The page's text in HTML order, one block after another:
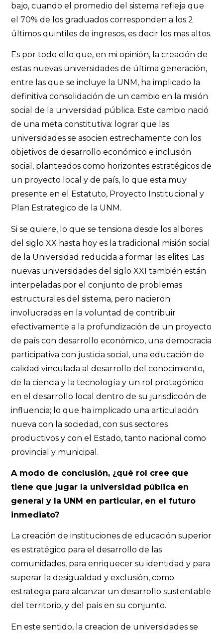
bajo, cuando el promedio del sistema refleja que
el 70% de los graduados corresponden a los 2
últimos quintiles de ingresos, es decir los mas altos.
Es por todo ello que, en mi opinión, la creación de
estas nuevas universidades de última generación,
entre las que se incluye la UNM, ha implicado la
definitiva consolidación de un cambio en la misión
social de la universidad pública. Este cambio nació
de una meta constitutiva: lograr que las
universidades se asocien estrechamente con los
objetivos de desarrollo económico e inclusión
social, planteados como horizontes estratégicos de
un proyecto local y de país, lo que esta muy
presente en el Estatuto, Proyecto Institucional y
Plan Estrategico de la UNM.
Si se quiere, lo que se tensiona desde los albores
del siglo XX hasta hoy es la tradicional misión social
de la Universidad reducida a formar las elites. Las
nuevas universidades del siglo XXI también están
interpeladas por el conjunto de problemas
estructurales del sistema, pero nacieron
involucradas en la voluntad de contribuir
efectivamente a la profundización de un proyecto
de país con desarrollo económico, una democracia
participativa con justicia social, una educación de
calidad vinculada al desarrollo del conocimiento,
de la ciencia y la tecnología y un rol protagónico
en el desarrollo local dentro de su jurisdicción de
influencia; lo que ha implicado una articulación
nueva con la sociedad, con sus sectores
productivos y con el Estado, tanto nacional como
provincial y municipal.
A modo de conclusión, ¿qué rol cree que
tiene que jugar la universidad pública en
general y la UNM en particular, en el futuro
inmediato?
La creación de instituciones de educación superior
es estratégico para el desarrollo de las
comunidades, para enriquecer su identidad y para
superar la desigualdad y exclusión, como
estrategia para alcanzar un desarrollo sustentable
del territorio, y del país en su conjunto.
En este sentido, la creacion de universidades se